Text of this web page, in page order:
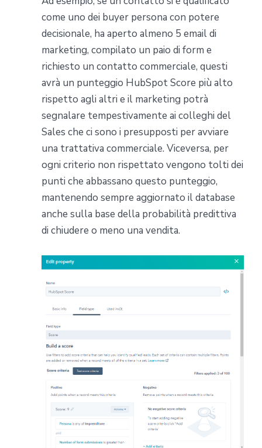
come uno dei buyer persona con potere
decisionale, ha aperto almeno 5 email di
marketing, compilato un paio di form e
richiesto un contatto commerciale, questi
avrà un punteggio HubSpot Score più alto
rispetto agli altri e il marketing potrà
segnalare tempestivamente ai colleghi del
Sales che ci sono i presupposti per avviare
una trattativa commerciale. Viceversa, per
ogni criterio non rispettato vengono tolti dei
punti che abbassano questo punteggio,
mantenendo sempre aggiornato il database
anche sulla base della probabilità predittiva
di chiudere o meno una vendita.